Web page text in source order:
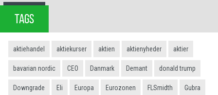
TAGS
aktiehandel aktiekurser aktien aktienyheder aktier
bavarian nordic CEO Danmark Demant donald trump
Downgrade Eli Europa Eurozonen FLSmidth Gubra